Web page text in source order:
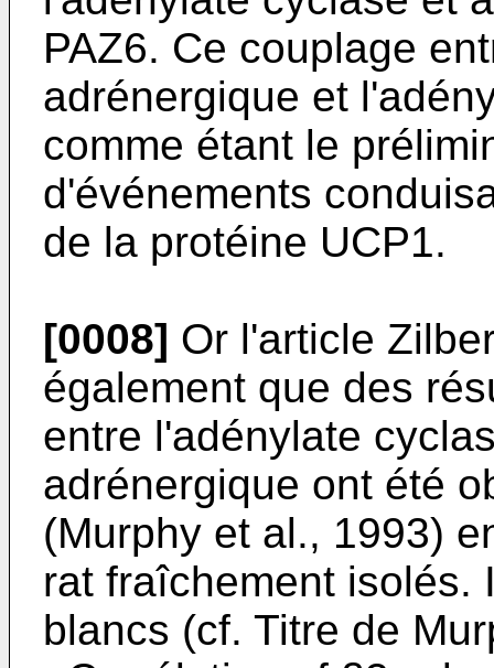
PAZ6. Ce couplage
adrénergique et
comme étant le
d'événements
de la protéine UCP1.
[0008] Or l'article
également que des
entre l'adénylate
adrénergique ont été
(Murphy et al., 1993)
rat fraîchement isolés.
blancs (cf. Titre de